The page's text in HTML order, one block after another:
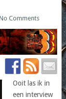
Comments
Ooit las ik in
een interview